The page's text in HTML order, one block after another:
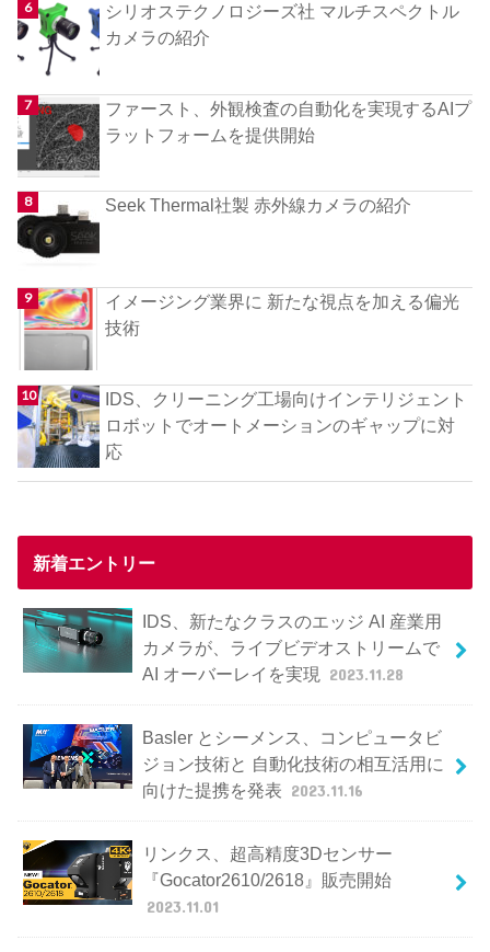
シリオステクノロジーズ社 マルチスペクトル
カメラの紹介
ファースト、外観検査の自動化を実現するAIプ
ラットフォームを提供開始
Seek Thermal社製 赤外線カメラの紹介
イメージング業界に 新たな視点を加える偏光
技術
IDS、クリーニング工場向けインテリジェント
ロボットでオートメーションのギャップに対
応
新着エントリー
IDS、新たなクラスのエッジ AI 産業用
カメラが、ライブビデオストリームで
AI オーバーレイを実現
2023.11.28
Basler とシーメンス、コンピュータビ
ジョン技術と 自動化技術の相互活用に
向けた提携を発表 2023.11.16
リンクス、超高精度3Dセンサー
『Gocator2610/2618』販売開始
2023.11.01